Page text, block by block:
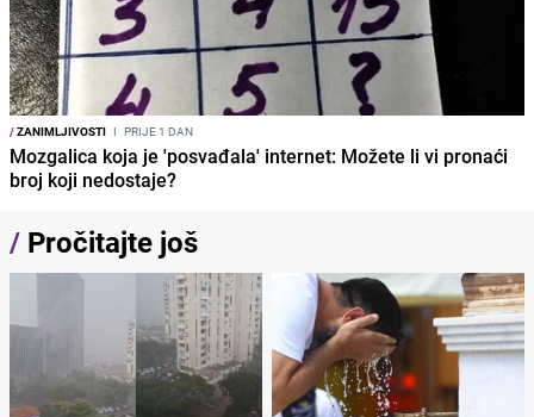
/ZANIMLJIVOSTI I PRIJE 1 DAN
Mozgalica koja je 'posvađala' internet: Možete li vi pronaći
broj koji nedostaje?
/ Pročitajte još